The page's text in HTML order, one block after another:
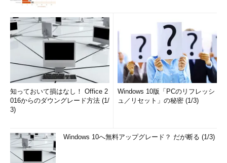
知っておいて損はなし！ Office 2
016からのダウングレード方法 (1/
3)
Windows 10版「PCのリフレッシ
ュ／リセット」の秘密 (1/3)
Windows 10へ無料アップグレード？ だが断る (1/3)